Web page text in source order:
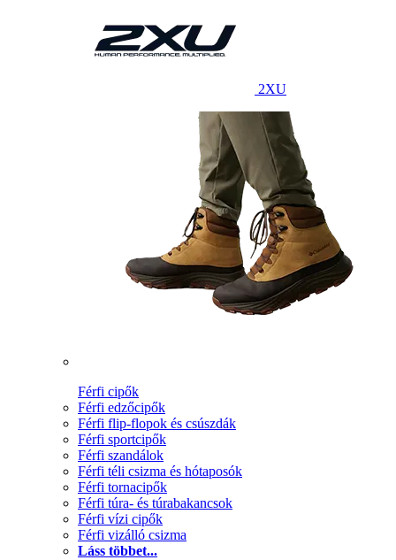
2XU
Férfi cipők
Férfi edzőcipők
Férfi flip-flopok és csúszdák
Férfi sportcipők
Férfi szandálok
Férfi téli csizma és hótaposók
Férfi tornacipők
Férfi túra- és túrabakancsok
Férfi vízi cipők
Férfi vizálló csizma
Láss többet...